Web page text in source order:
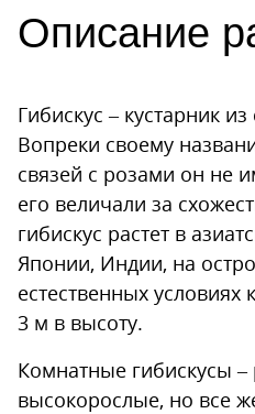
Описание
Гибискус – кустарник
Вопреки своему
связей с розами он не
его величали за
гибискус растет в
Японии, Индии, на
естественных условиях
3 м в высоту.
Комнатные гибискусы –
высокорослые, но все